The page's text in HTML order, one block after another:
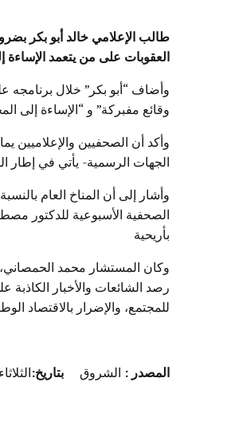
طالب الإعلامي خالد أبو بكر
العقوبات على من يتعمد الإساءة
وأضاف “أبو بكر” خلال برنامجه
وقائع مفبركة” و “الإساءة إلى
وأكد أن الصحفيين والإعلاميين
الجهات الرسمية- يأتي في إطار
وأشار إلى أن المناخ العام
الصحفية الأسبوعية للدكتور
بأريحية
وكان المستشار محمد
رصد الشائعات والأخبار الكاذبة
للمجتمع، والإضرار بالاقتصاد
المصدر : الشروق بتاريخ:الثلاثاء 9 ديسمبر